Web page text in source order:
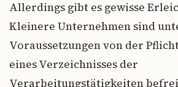
Allerdings gibt es gewisse
Kleinere Unternehmen sind
Voraussetzungen von der
eines Verzeichnisses der
Verarbeitungstätigkeiten